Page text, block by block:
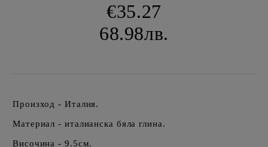
€35.27
68.98лв.
Произход - Италия.
Материал - италианска бяла глина.
Височина - 9.5см.